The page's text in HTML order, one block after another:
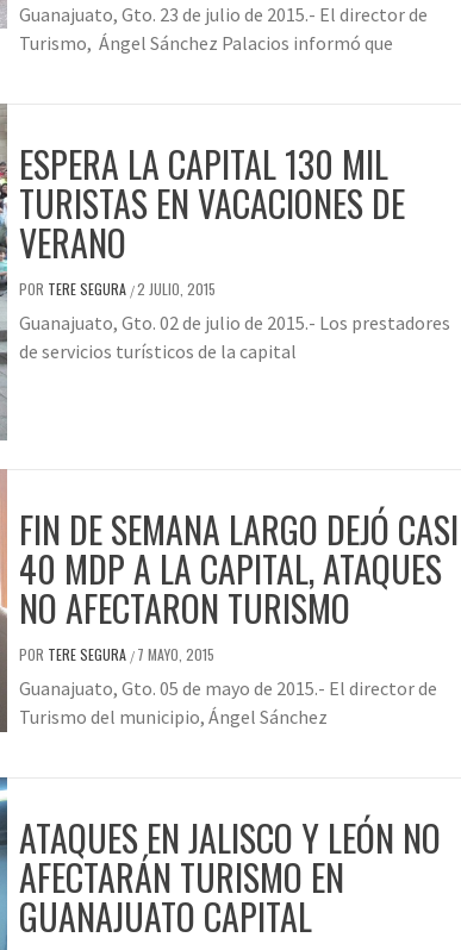
Guanajuato, Gto. 23 de julio de 2015.- El director de
Turismo, Ángel Sánchez Palacios informó que
ESPERA LA CAPITAL 130 MIL
TURISTAS EN VACACIONES DE
VERANO
POR TERE SEGURA /2 JULIO, 2015
Guanajuato, Gto. 02 de julio de 2015.- Los prestadores
de servicios turísticos de la capital
FIN DE SEMANA LARGO DEJÓ CASI
40 MDP A LA CAPITAL, ATAQUES
NO AFECTARON TURISMO
POR TERE SEGURA / 7 MAYO, 2015
Guanajuato, Gto. 05 de mayo de 2015.- El director de
Turismo del municipio, Ángel Sánchez
ATAQUES EN JALISCO Y LEÓN NO
AFECTARÁN TURISMO EN
GUANAJUATO CAPITAL